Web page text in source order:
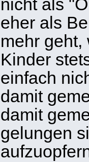
nicht als
eher als
mehr
Kinder
einfach
damit
damit
gelungen